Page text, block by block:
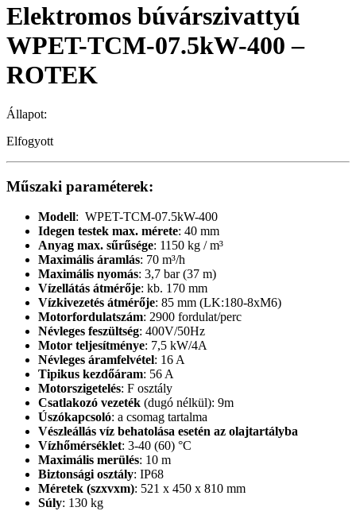
Elektromos búvárszivattyú
WPET-TCM-07.5kW-400 –
ROTEK
Állapot:
Elfogyott
Műszaki paraméterek:
Modell: WPET-TCM-07.5kW-400
Idegen testek max. mérete: 40 mm
Anyag max. sűrűsége: 1150 kg / m³
Maximális áramlás: 70 m³/h
Maximális nyomás: 3,7 bar (37 m)
Vízellátás átmérője: kb. 170 mm
Vízkivezetés átmérője: 85 mm (LK:180-8xM6)
Motorfordulatszám: 2900 fordulat/perc
Névleges feszültség: 400V/50Hz
Motor teljesítménye: 7,5 kW/4A
Névleges áramfelvétel: 16 A
Tipikus kezdőáram: 56 A
Motorszigetelés: F osztály
Csatlakozó vezeték (dugó nélkül): 9m
Úszókapcsoló: a csomag tartalma
Vészleállás víz behatolása esetén az olajtartályba
Vízhőmérséklet: 3-40 (60) °C
Maximális merülés: 10 m
Biztonsági osztály: IP68
Méretek (szxvxm): 521 x 450 x 810 mm
Súly: 130 kg